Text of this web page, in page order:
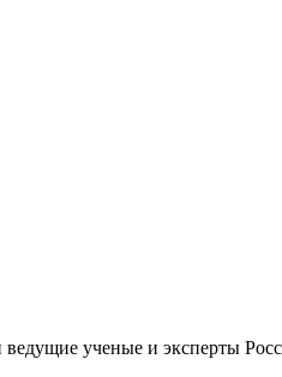
ведущие ученые и эксперты